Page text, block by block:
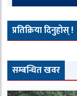
प्रतिक्रिया दिनुहोस् !
सम्बन्धित खवर